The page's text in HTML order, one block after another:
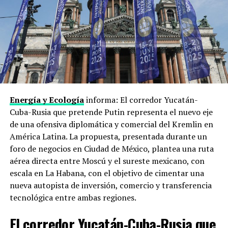
para su industria de defensa y tecnología.
Tecnología e inteligencia artificial
Xi Jinping rechazalos controles estadounidenses sobre
semiconductores y equipos avanzados. Trump los
defiende como línea de seguridad nacional. En el medio,
los dos países intentan acordar algún marco para el uso
de inteligencia artificial en ámbitos militares y de
ciberseguridad, antes de que esa carrera se salga de
control sin reglas ni frenos.
Taiwán e Irán
Dos puntos donde ceder duele. China exige que Estados
Unidos recorte su apoyo político y militar a la
Isla de
Taiwán , que Pekín considera parte de su territorio.
Washington usa ese apoyo como palanca. En paralelo,
Trump busca que China no compense las sanciones
Energía y Ecologíainforma: El corredor Yucatán-
Cuba-Rusia que pretende Putin representa el nuevo eje
de una ofensiva diplomática y comercial del Kremlin en
América Latina. La propuesta, presentada durante un
foro de negocios en Ciudad de México, plantea una ruta
aérea directa entre Moscú y el sureste mexicano, con
escala en La Habana, con el objetivo de cimentar una
nueva autopista de inversión, comercio y transferencia
tecnológica entre ambas regiones.